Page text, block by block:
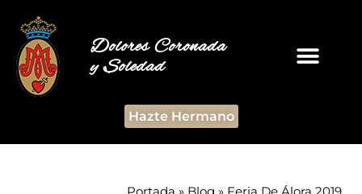
Dolores Coronada
y Soledad
Hazte Hermano